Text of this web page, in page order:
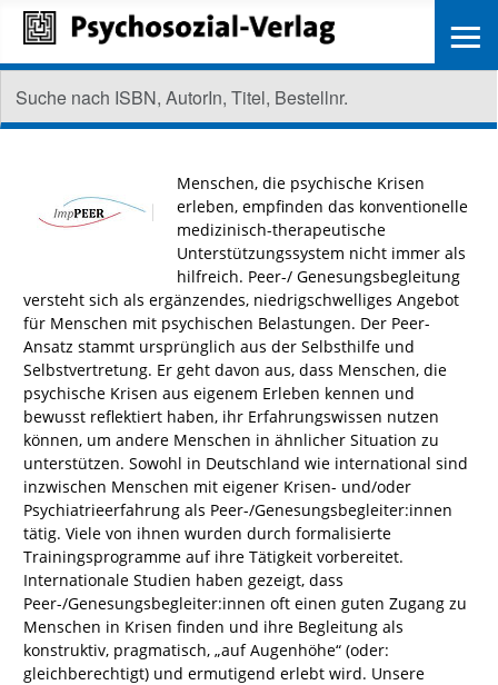
Menschen, die psychische Krisen
erleben, empfinden das konventionelle
medizinisch-therapeutische
Unterstützungssystem nicht immer als
hilfreich. Peer-/ Genesungsbegleitung
versteht sich als ergänzendes, niedrigschwelliges Angebot
für Menschen mit psychischen Belastungen. Der Peer-
Ansatz stammt ursprünglich aus der Selbsthilfe und
Selbstvertretung. Er geht davon aus, dass Menschen, die
psychische Krisen aus eigenem Erleben kennen und
bewusst reflektiert haben, ihr Erfahrungswissen nutzen
können, um andere Menschen in ähnlicher Situation zu
unterstützen. Sowohl in Deutschland wie international sind
inzwischen Menschen mit eigener Krisen- und/oder
Psychiatrieerfahrung als Peer-/Genesungsbegleiter:innen
tätig. Viele von ihnen wurden durch formalisierte
Trainingsprogramme auf ihre Tätigkeit vorbereitet.
Internationale Studien haben gezeigt, dass
Peer-/Genesungsbegleiter:innen oft einen guten Zugang zu
Menschen in Krisen finden und ihre Begleitung als
konstruktiv, pragmatisch, „auf Augenhöhe“ (oder:
gleichberechtigt) und ermutigend erlebt wird. Unsere
≡